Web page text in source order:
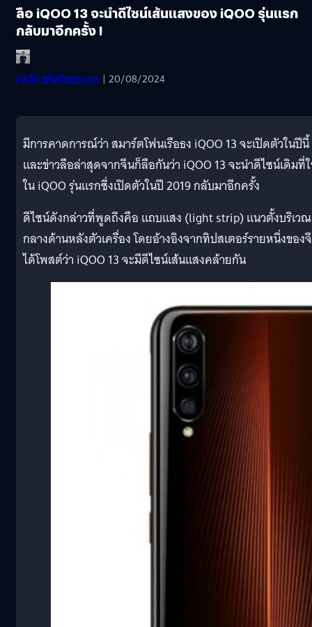
ลือ iQOO 13 จะนำดีไซน์เส้นแสงของ iQOO รุ่นแรก
กลับมาอีกครั้ง !
ภควัต ขจิตวิชยานุกูล | 20/08/2024
มีการคาดการณ์ว่า สมาร์ตโฟนเรือธง iQOO 13 จะเปิดตัวในปีนี้
และข่าวลือล่าสุดจากจีนก็ลือกันว่า iQOO 13 จะนำดีไซน์เดิมที่
ใน iQOO รุ่นแรกซึ่งเปิดตัวในปี 2019 กลับมาอีกครั้ง
ดีไซน์ดังกล่าวที่พูดถึงคือ แถบแสง (light strip) แนวตั้งบริเวณ
กลางด้านหลังตัวเครื่อง โดยอ้างอิงจากทิปสเตอร์รายหนึ่งของ
ได้โพสต์ว่า iQOO 13 จะมีดีไซน์เส้นแสงคล้ายกัน